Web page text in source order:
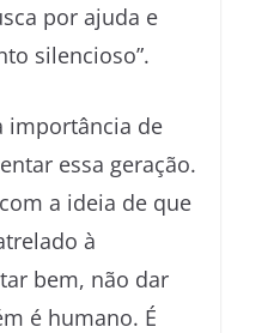
por ajuda e
silencioso”.
importância de
essa geração.
a ideia de que
à
bem, não dar
é humano. É